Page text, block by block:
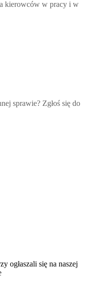
kierowców w pracy i w
sprawie? Zgłoś się do
ogłaszali się na naszej